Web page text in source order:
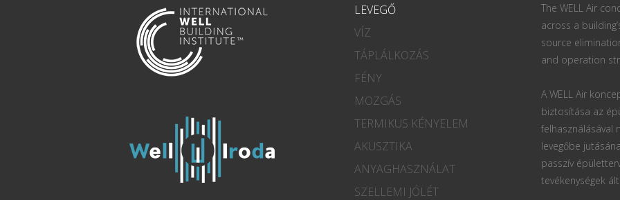
LEVEGŐ
VÍZ
TÁPLÁLKOZÁS
FÉNY
MOZGÁS
TERMIKUS KÉNYELEM
AKUSZTIKA
ANYAGHASZNÁLAT
SZELLEMI JÓLÉT
The WELL Air
across a
source
and operation
A WELL Air
biztosítása az
felhasználásával
levegőbe
passzív
tevékenységek